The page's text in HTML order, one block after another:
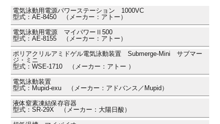
電気泳動用電源パワーステーション 1000VC
型式：AE-8450 （メーカー：アトー）
電気泳動用電源 マイパワーⅡ500
型式：AE-8155 （メーカー：アトー）
ポリアクリルアミドゲル電気泳動装置 Submerge-Mini サブマー
ジ・ミニ
型式：WSE-1710 （メーカー：アトー ）
電気泳動装置
型式：Mupid-exu （メーカー：アドバンス／Mupid）
液体窒素凍結保存容器
型式：SR-29X （メーカー：大陽日酸）